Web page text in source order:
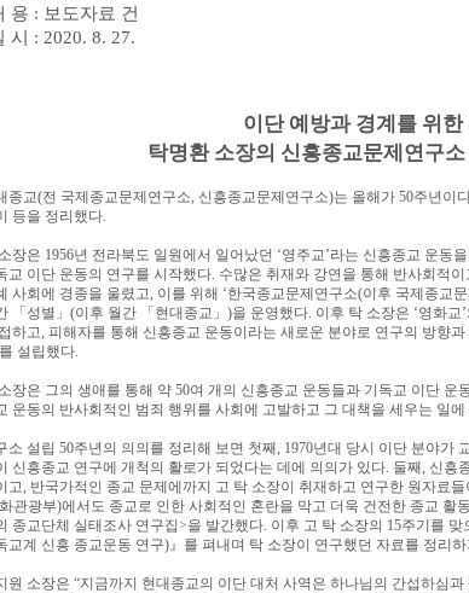
용 : 보도자료 건
시 : 2020. 8. 27.
이단 예방과 경계를 위한
탁명환 소장의 신흥종교문제연구소
종교(전 국제종교문제연구소, 신흥종교문제연구소)는 올해가 50주년이
등을 정리했다.
장은 1956년 전라북도 일원에서 일어났던 ‘영주교’라는 신흥종교 운동
교 이단 운동의 연구를 시작했다. 수많은 취재와 강연을 통해 반사회적
사회에 경종을 울렸고, 이를 위해 ‘한국종교문제연구소(이후 국제종교
「 성별 」 (이후 월간 「 현대종교 」 )을 운영했다. 이후 탁 소장은 ‘영화교’
하고, 피해자를 통해 신흥종교 운동이라는 새로운 분야로 연구의 방향과
를 설립했다.
장은 그의 생애를 통해 약 50여 개의 신흥종교 운동들과 기독교 이단 운
운동의 반사회적인 범죄 행위를 사회에 고발하고 그 대책을 세우는 일
소 설립 50주년의 의의를 정리해 보면 첫째, 1970년대 당시 이단 분야가
신흥종교 연구에 개척의 활로가 되었다는 데에 의의가 있다. 둘째, 신흥
고, 반국가적인 종교 문제에까지 고 탁 소장이 취재하고 연구한 원자료
관광부)에서도 종교로 인한 사회적인 혼란을 막고 더욱 건전한 종교 활
종교단체 실태조사 연구집>을 발간했다. 이후 고 탁 소장의 15주기를 맞
교계 신흥 종교운동 연구)』 를 펴내며 탁 소장이 연구했던 자료를 정리
원 소장은 “지금까지 현대종교의 이단 대처 사역은 하나님의 간섭하심과